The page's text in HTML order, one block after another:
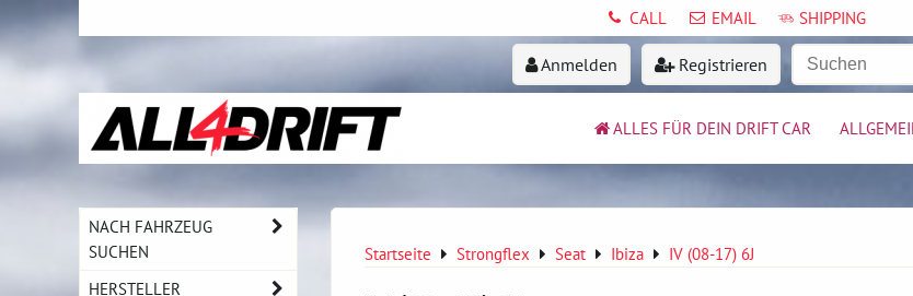
CALL EMAIL SHIPPING
Anmelden Registrieren
ALLES FÜR DEIN DRIFT CAR
Startseite Strongflex Seat Ibiza IV (08-17) 6J
NACH FAHRZEUG
SUCHEN
HERSTELLER